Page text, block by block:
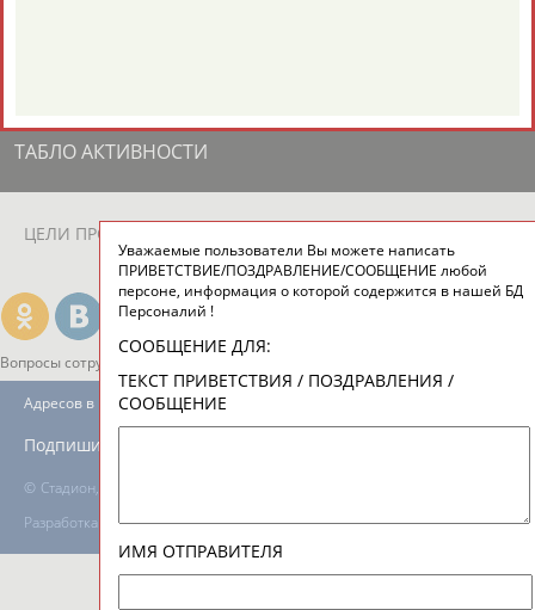
ТАБЛО АКТИВНОСТИ
ЦЕЛИ ПРОЕКТА
Вопросы сотрудничества и совместной деятельности
© Стадион, 1998-2026
Разработка и поддержка ООО НАИТ «Стадион»
Адресов в новостной рассылке: 996
Подпишись
Уважаемые пользователи Вы можете написать
ПРИВЕТСТВИЕ/ПОЗДРАВЛЕНИЕ/СООБЩЕНИЕ любой
персоне, информация о которой содержится в нашей БД
Персоналий !
СООБЩЕНИЕ ДЛЯ:
ТЕКСТ ПРИВЕТСТВИЯ / ПОЗДРАВЛЕНИЯ /
СООБЩЕНИЕ
ИМЯ ОТПРАВИТЕЛЯ